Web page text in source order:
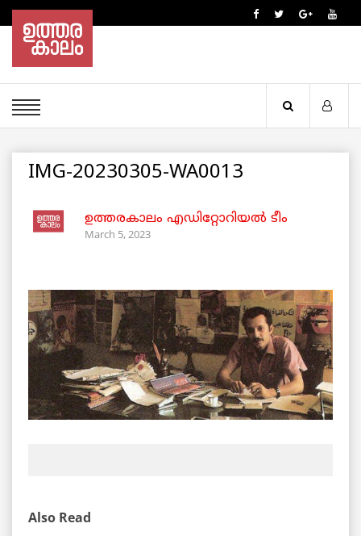
IMG-20230305-WA0013
ഉത്തരകാലം എഡിറ്റോറിയല്‍ ടീം
March 5, 2023
Also Read